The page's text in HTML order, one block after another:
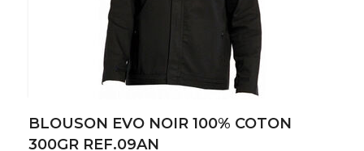
BLOUSON EVO NOIR 100% COTON
300GR REF.09AN